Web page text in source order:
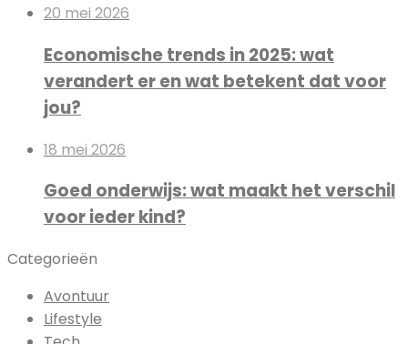
20 mei 2026
Economische trends in 2025: wat
verandert er en wat betekent dat voor
jou?
18 mei 2026
Goed onderwijs: wat maakt het verschil
voor ieder kind?
Categorieën
Avontuur
Lifestyle